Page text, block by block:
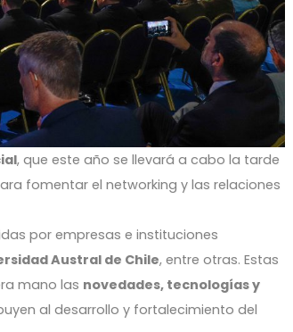
, que este año se llevará a cabo la tarde
fomentar el networking y las relaciones
por empresas e instituciones
Austral de Chile, entre otras. Estas
mano las novedades, tecnologías y
al desarrollo y fortalecimiento del